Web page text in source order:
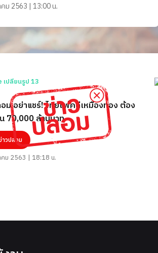
ม 2563 | 13:00 น.
ม อย่าแชร์! ไทยแพ้คดีเหมืองทอง ต้อง
70,000 ล้านบาท
าวปลอม
คม 2563 | 18:18 น.